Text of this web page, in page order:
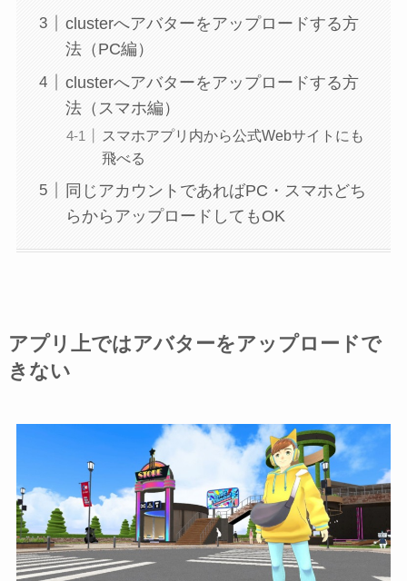
clusterへアバターをアップロードする方
法（PC編）
clusterへアバターをアップロードする方
法（スマホ編）
スマホアプリ内から公式Webサイトにも
飛べる
同じアカウントであればPC・スマホどち
らからアップロードしてもOK
アプリ上ではアバターをアップロードで
きない